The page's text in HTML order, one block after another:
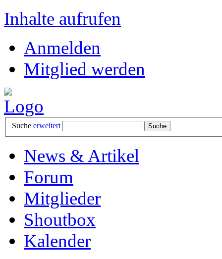
Inhalte aufrufen
Anmelden
Mitglied werden
Suche erweitert
News & Artikel
Forum
Mitglieder
Shoutbox
Kalender